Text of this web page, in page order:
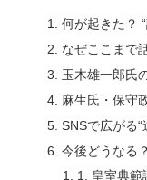
何が起きた？
なぜここまで
玉木雄一郎氏
麻生氏・保守
SNSで広がる“
今後どうなる
1. 皇室典範